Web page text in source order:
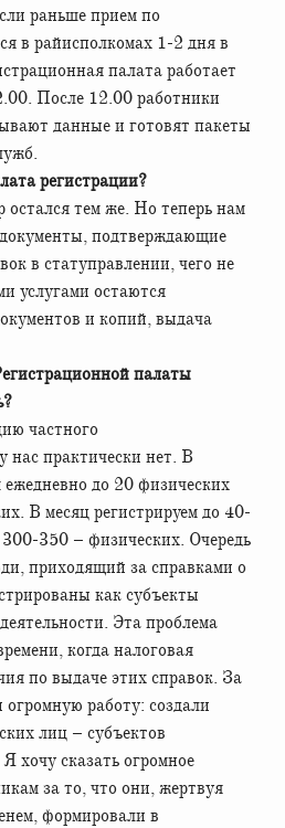
раньше прием по
в райисполкомах 1-2 дня в
палата работает
После 12.00 работники
данные и готовят пакеты
регистрации?
остался тем же. Но теперь нам
подтверждающие
в статуправлении, чего не
услугами остаются
и копий, выдача
палаты
частного
нас практически нет. В
до 20 физических
В месяц регистрируем до 40-
350 – физических. Очередь
приходящий за справками о
как субъекты
Эта проблема
когда налоговая
по выдаче этих справок. За
работу: создали
лиц – субъектов
хочу сказать огромное
за то, что они, жертвуя
формировали в